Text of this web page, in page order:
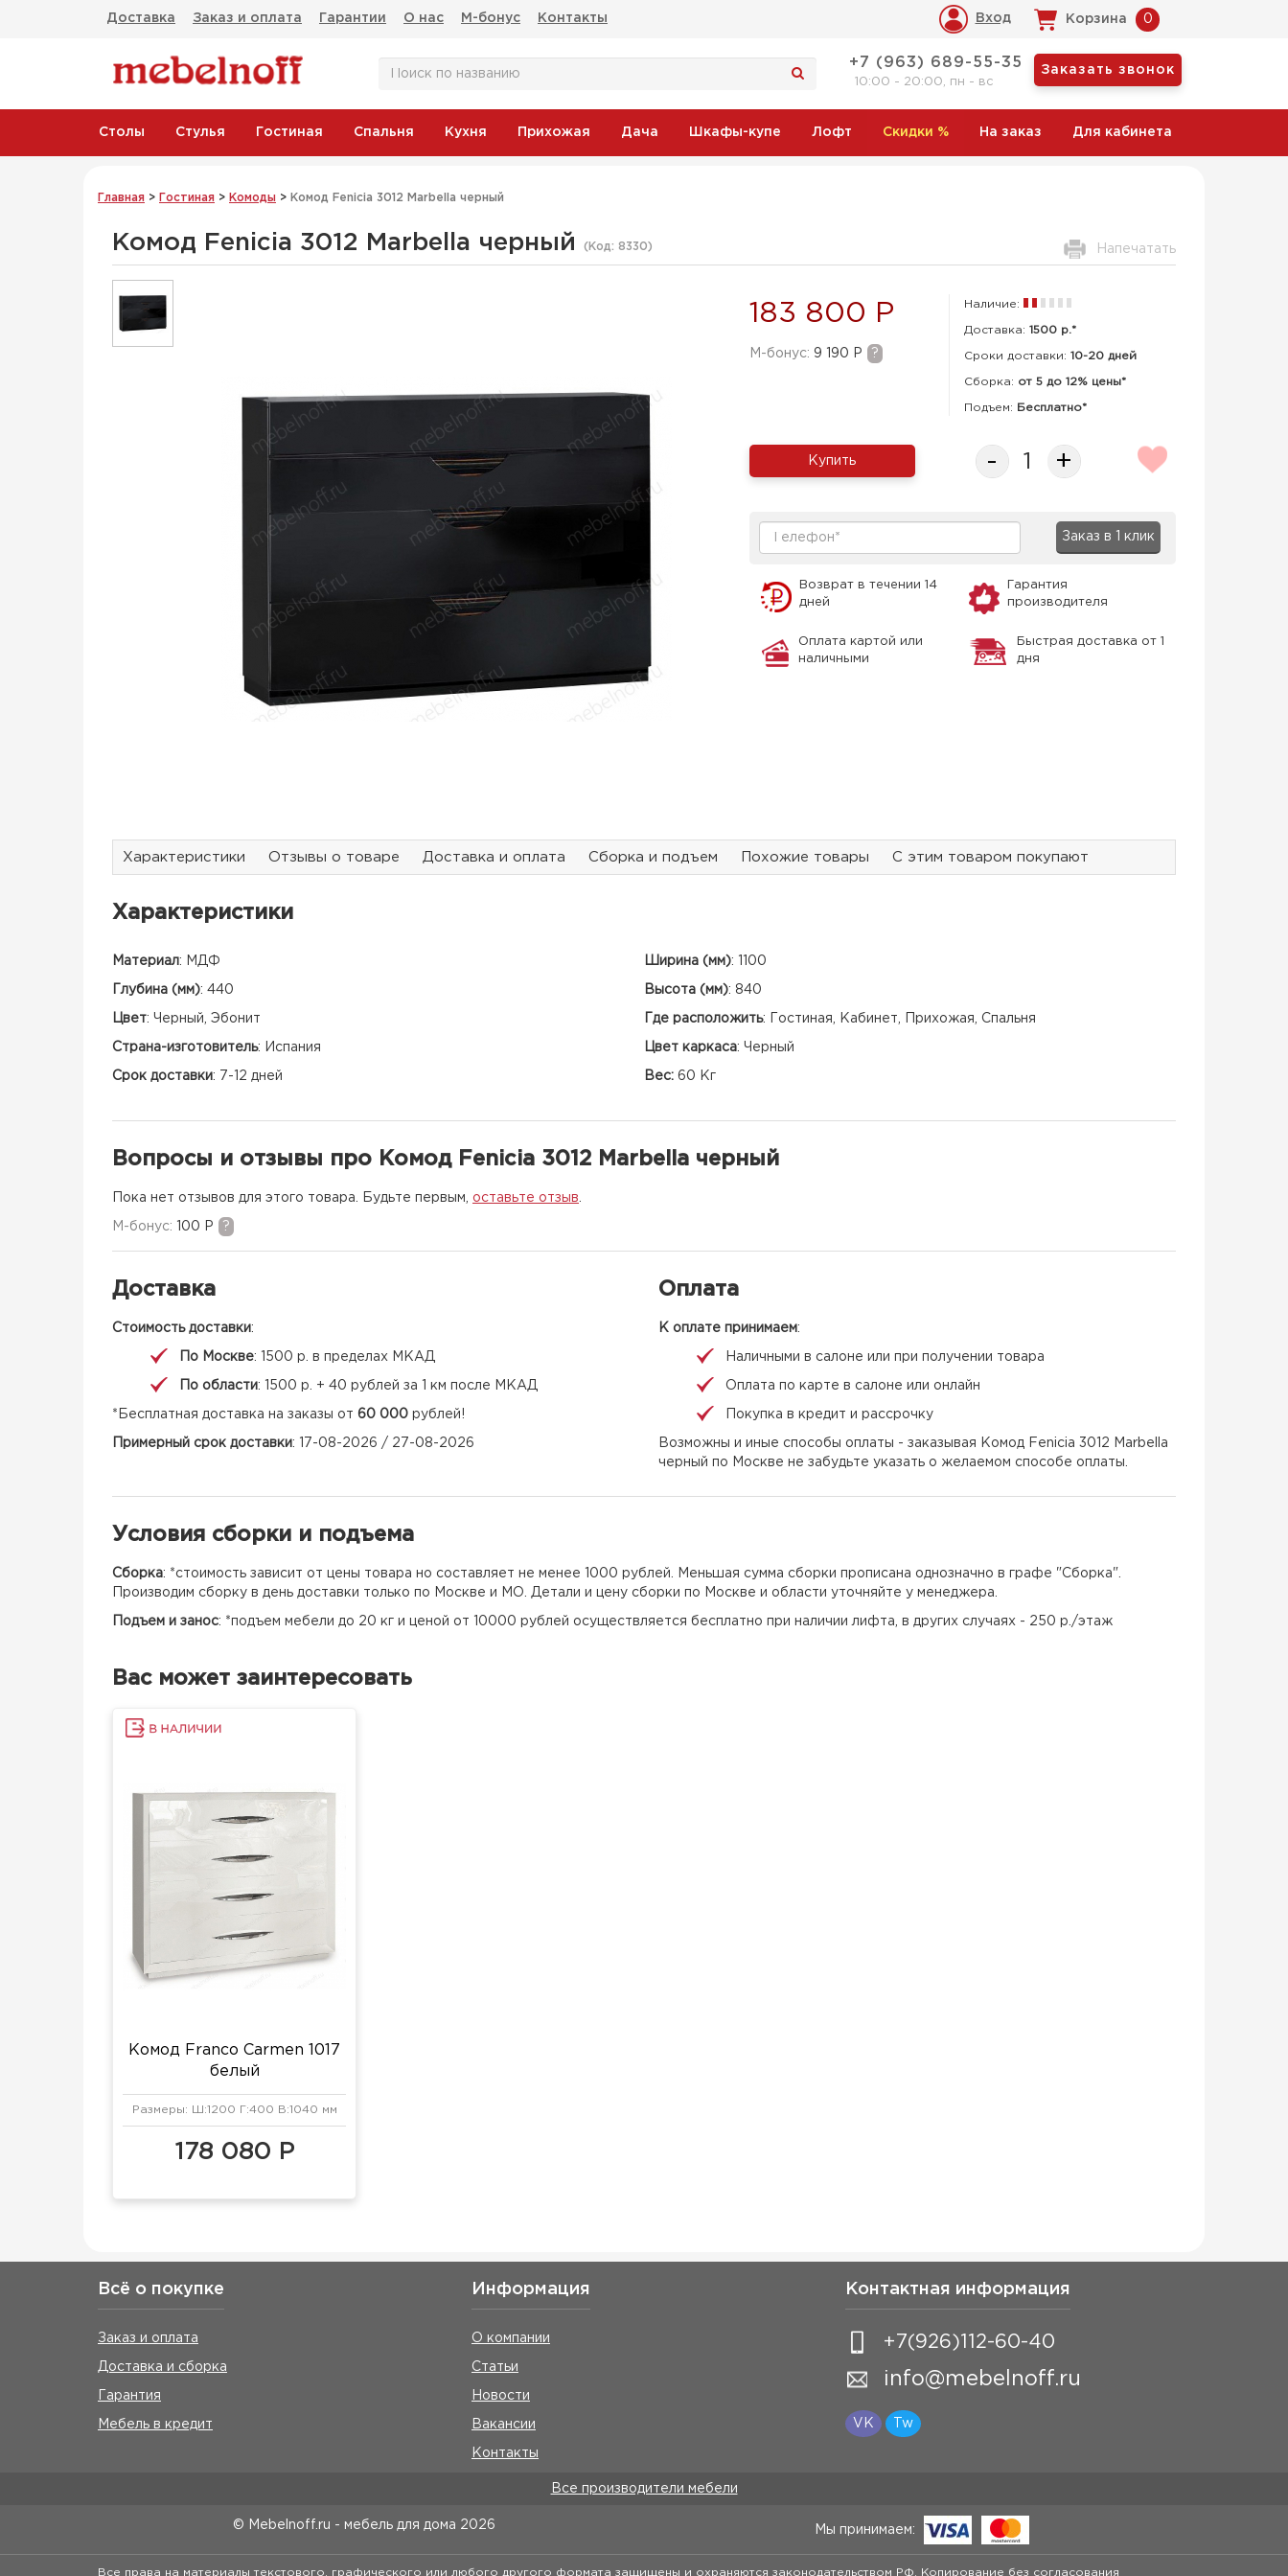
Доставка Заказ и оплата Гарантии О нас М-бонус Контакты Вход Корзина 0
+7 (963) 689-55-35
10:00 - 20:00, пн - вс
Заказать звонок
Столы Стулья Гостиная Спальня Кухня Прихожая Дача Шкафы-купе Лофт Скидки % На заказ Для кабинета
Главная > Гостиная > Комоды > Комод Fenicia 3012 Marbella черный
Комод Fenicia 3012 Marbella черный (Код: 8330) Напечатать
183 800 Р
M-бонус: 9 190 Р ?
Наличие:
Доставка: 1500 р.*
Сроки доставки: 10-20 дней
Сборка: от 5 до 12% цены*
Подъем: Бесплатно*
Купить - +
Заказ в 1 клик
Возврат в течении 14
дней
Гарантия
производителя
Оплата картой или
наличными
Быстрая доставка от 1
дня
Характеристики Отзывы о товаре Доставка и оплата Сборка и подъем Похожие товары С этим товаром покупают
Характеристики
Материал: МДФ Ширина (мм): 1100
Глубина (мм): 440 Высота (мм): 840
Цвет: Черный, Эбонит Где расположить: Гостиная, Кабинет, Прихожая, Спальня
Страна-изготовитель: Испания Цвет каркаса: Черный
Срок доставки: 7-12 дней Вес: 60 Кг
Вопросы и отзывы про Комод Fenicia 3012 Marbella черный
Пока нет отзывов для этого товара. Будьте первым, оставьте отзыв
M-бонус: 100 Р ?
Доставка
Стоимость доставки:
По Москве: 1500 р. в пределах МКАД
По области: 1500 р. + 40 рублей за 1 км после МКАД
*Бесплатная доставка на заказы от 60 000 рублей!
Примерный срок доставки: 17-08-2026 / 27-08-2026
Оплата
К оплате принимаем:
Наличными в салоне или при получении товара
Оплата по карте в салоне или онлайн
Покупка в кредит и рассрочку
Возможны и иные способы оплаты - заказывая Комод Fenicia 3012 Marbella
черный по Москве не забудьте указать о желаемом способе оплаты.
Условия сборки и подъема
Сборка: *стоимость зависит от цены товара но составляет не менее 1000 рублей. Меньшая сумма сборки прописана однозначно в графе "Сборка".
Производим сборку в день доставки только по Москве и МО. Детали и цену сборки по Москве и области уточняйте у менеджера.
Подъем и занос: *подъем мебели до 20 кг и ценой от 10000 рублей осуществляется бесплатно при наличии лифта, в других случаях - 250 р./этаж
Вас может заинтересовать
Комод Franco Carmen 1017
белый
Размеры: Ш:1200 Г:400 В:1040 мм
178 080 Р
Всё о покупке
Заказ и оплата
Доставка и сборка
Гарантия
Мебель в кредит
Информация
О компании
Статьи
Новости
Вакансии
Контакты
Контактная информация
+7(926)112-60-40
info@mebelnoff.ru
VK Tw
Все производители мебели
© Mebelnoff.ru - мебель для дома 2026 Мы принимаем:
Все права на материалы текстового, графического или любого другого формата защищены и охраняются законодательством РФ. Копирование без согласования